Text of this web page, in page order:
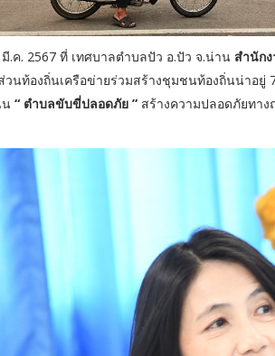
.ค. 2567 ที่ เทศบาลตำบลปัว อ.ปัว จ.น่าน สำนัก
วนท้องถิ่นเครือข่ายร่วมสร้างชุมชนท้องถิ่นน่าอยู่
น “ ตำบลขับขี่ปลอดภัย ” สร้างความปลอดภัยทา